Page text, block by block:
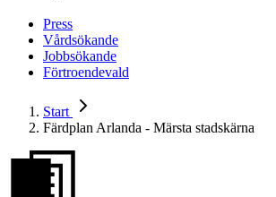
Press
Vårdsökande
Jobbsökande
Förtroendevald
Start
Färdplan Arlanda - Märsta stadskärna